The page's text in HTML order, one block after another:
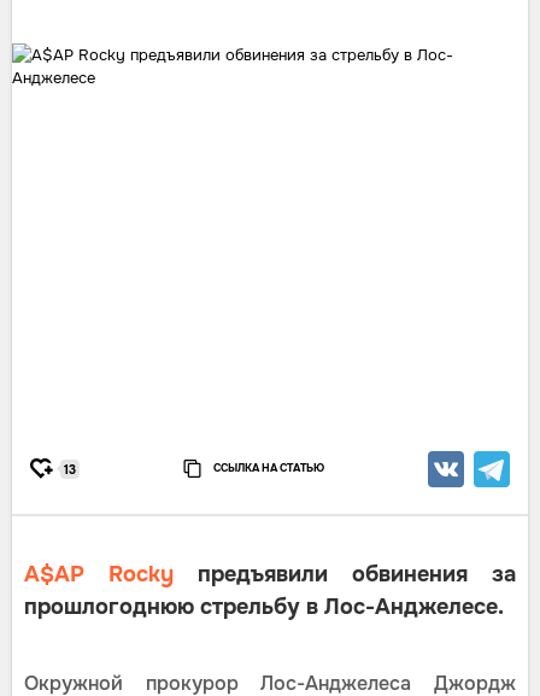
13 ССЫЛКА НА СТАТЬЮ
A$AP Rocky предъявили обвинения за
прошлогоднюю стрельбу в Лос-Анджелесе.
Окружной прокурор Лос-Анджелеса Джордж